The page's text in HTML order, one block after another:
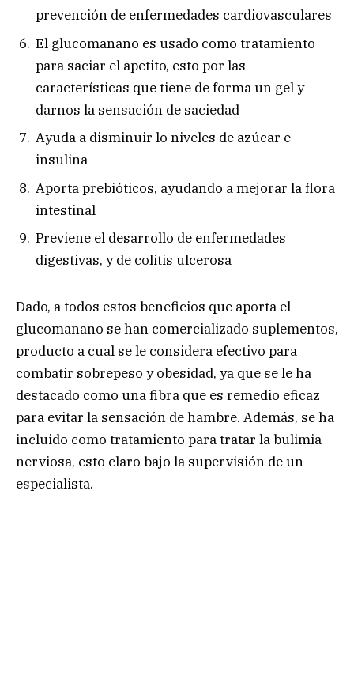
prevención de enfermedades cardiovasculares
El glucomanano es usado como tratamiento
para saciar el apetito, esto por las
características que tiene de forma un gel y
darnos la sensación de saciedad
Ayuda a disminuir lo niveles de azúcar e
insulina
Aporta prebióticos, ayudando a mejorar la flora
intestinal
Previene el desarrollo de enfermedades
digestivas, y de colitis ulcerosa
Dado, a todos estos beneficios que aporta el
glucomanano se han comercializado suplementos,
producto a cual se le considera efectivo para
combatir sobrepeso y obesidad, ya que se le ha
destacado como una fibra que es remedio eficaz
para evitar la sensación de hambre. Además, se ha
incluido como tratamiento para tratar la bulimia
nerviosa, esto claro bajo la supervisión de un
especialista.